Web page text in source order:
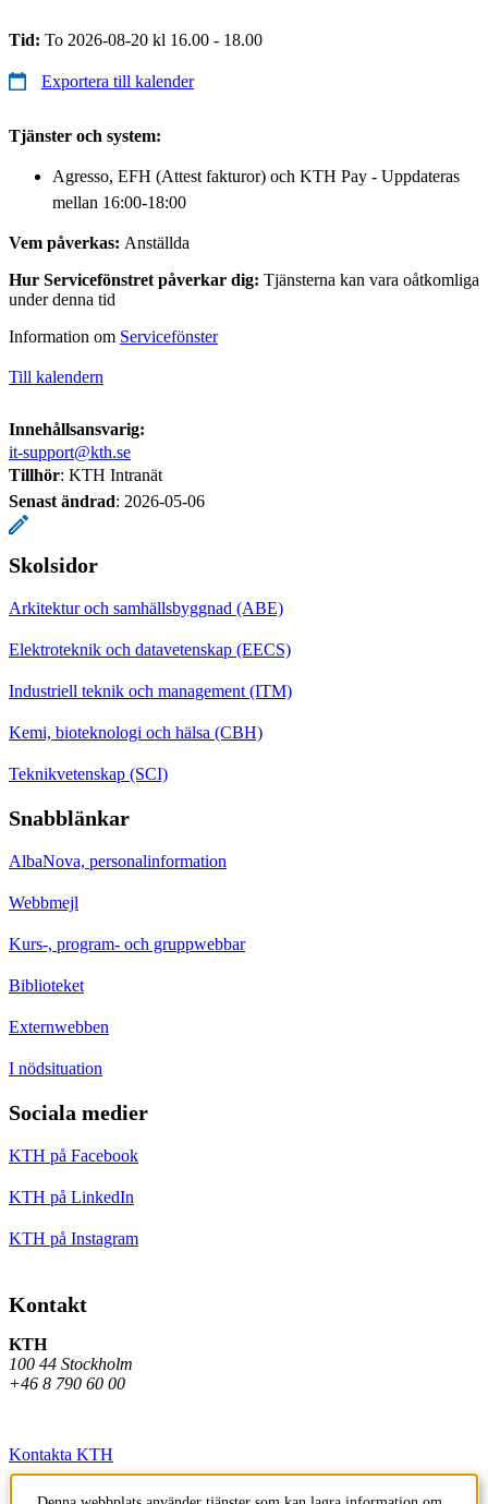
Tid: To 2026-08-20 kl 16.00 - 18.00
Exportera till kalender
Tjänster och system:
Agresso, EFH (Attest fakturor) och KTH Pay - Uppdateras
mellan 16:00-18:00
Vem påverkas: Anställda
Hur Servicefönstret påverkar dig: Tjänsterna kan vara oåtkomliga
under denna tid
Information om Servicefönster
Till kalendern
Innehållsansvarig:
it-support@kth.se
Tillhör: KTH Intranät
Senast ändrad: 2026-05-06
Skolsidor
Arkitektur och samhällsbyggnad (ABE)
Elektroteknik och datavetenskap (EECS)
Industriell teknik och management (ITM)
Kemi, bioteknologi och hälsa (CBH)
Teknikvetenskap (SCI)
Snabblänkar
AlbaNova, personalinformation
Webbmejl
Kurs-, program- och gruppwebbar
Biblioteket
Externwebben
I nödsituation
Sociala medier
KTH på Facebook
KTH på LinkedIn
KTH på Instagram
Kontakt
KTH
100 44 Stockholm
+46 8 790 60 00
Kontakta KTH
Jobba på KTH